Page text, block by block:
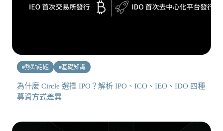
#熱點話題 #基礎知識
為什麼 Circle 選擇 IPO？解析 IPO、ICO、IEO、IDO 四種
募資方式差異